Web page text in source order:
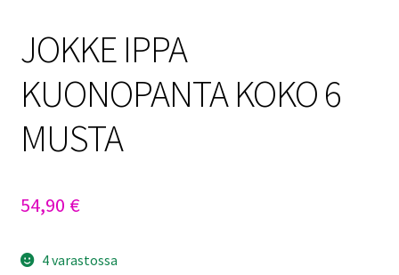
JOKKE IPPA
KUONOPANTA KOKO 6
MUSTA
54,90 €
4 varastossa